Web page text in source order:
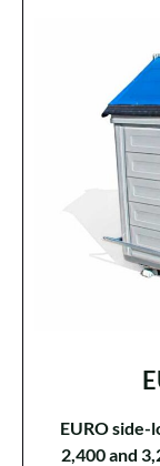
EURO side-
2,400 and